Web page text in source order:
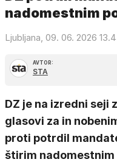
nadomestnim
Ljubljana, 09. 06. 2026
AVTOR:
STA
DZ je na izredni seji
glasovi za in
proti potrdil
štirim nadomestnim